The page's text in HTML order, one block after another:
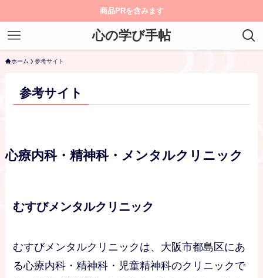
商品PRを含みます
心の学び手帖
ホーム 参考サイト
参考サイト
心療内科・精神科・メンタルクリニック
むすびメンタルクリニック
むすびメンタルクリニックは、大阪市都島区にあ
る心療内科・精神科・児童精神科のクリニックで